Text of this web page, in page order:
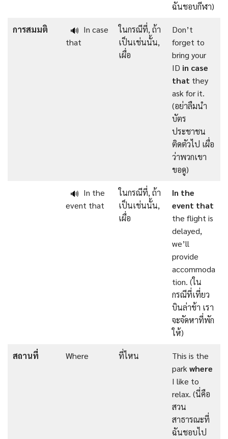
ฉันชอบกีฬา)
การสมมติ 🔊 In case
that
ในกรณีที่, ถ้า
เป็นเช่นนั้น,
เผื่อ
Don’t
forget to
bring your
ID in case
that they
ask for it.
(อย่าลืมนำ
บัตร
ประชาชน
ติดตัวไป เผื่อ
ว่าพวกเขา
ขอดู)
🔊 In the
event that
ในกรณีที่, ถ้า
เป็นเช่นนั้น,
เผื่อ
In the
event that
the flight is
delayed,
we’ll
provide
accommoda
tion. (ใน
กรณีที่เที่ยว
บินล่าช้า เรา
จะจัดหาที่พัก
ให้)
สถานที่ Where ที่ไหน
This is the
park where
I like to
relax. (นี่คือ
สวน
สาธารณะที่
ฉันชอบไป